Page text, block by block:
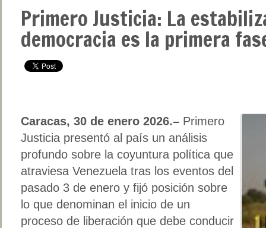
Primero Justicia: La
democracia es la primera
Caracas, 30 de enero 2026.– Primero
Justicia presentó al país un análisis
profundo sobre la coyuntura política que
atraviesa Venezuela tras los eventos del
pasado 3 de enero y fijó posición sobre
lo que denominan el inicio de un
proceso de liberación que debe conducir